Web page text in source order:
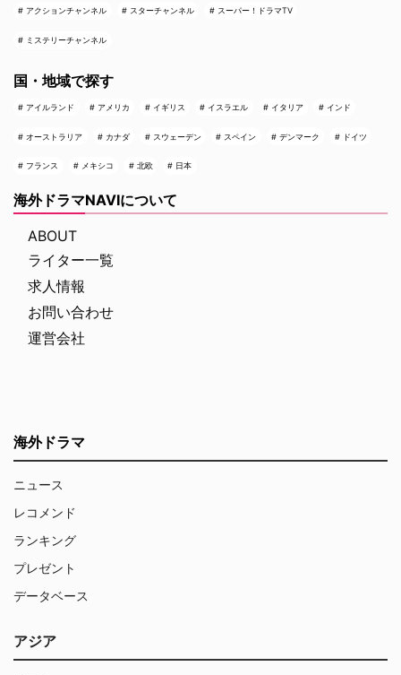
アクションチャンネル スターチャンネル スーパー！ドラマTV
ミステリーチャンネル
国・地域で探す
アイルランド アメリカ イギリス イスラエル イタリア インド
オーストラリア カナダ スウェーデン スペイン デンマーク ドイツ
フランス メキシコ 北欧 日本
海外ドラマNAVIについて
ABOUT
ライター一覧
求人情報
お問い合わせ
運営会社
海外ドラマ
ニュース
レコメンド
ランキング
プレゼント
データベース
アジア